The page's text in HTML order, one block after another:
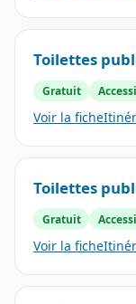
Toilettes
Gratuit
Voir la fiche
Toilettes
Gratuit
Voir la fiche